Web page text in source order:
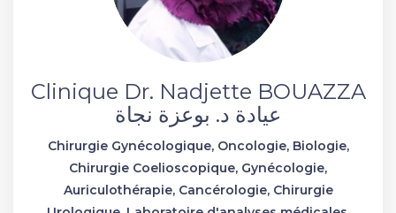
Clinique Dr. Nadjette BOUAZZA
عيادة د. بوعزة نجاة
Chirurgie Gynécologique, Oncologie, Biologie,
Chirurgie Coelioscopique, Gynécologie,
Auriculothérapie, Cancérologie, Chirurgie